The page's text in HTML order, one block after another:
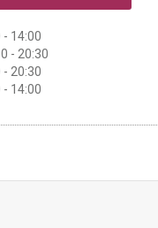
- 14:00
- 20:30
- 20:30
- 14:00